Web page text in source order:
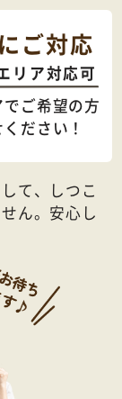
ご対応
リア対応可
ご希望の方
ださい！
て、しつこ
ん。安心し